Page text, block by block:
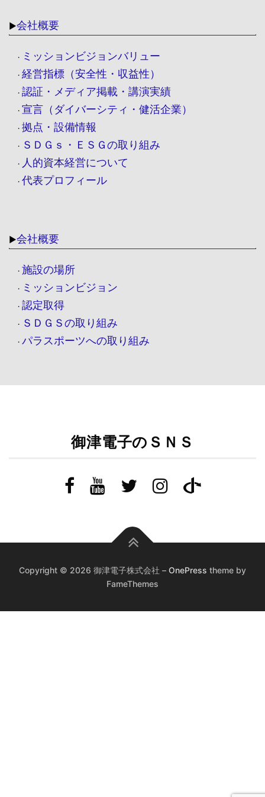
▶会社概要
・ ミッションビジョンバリュー
・ 経営指標（安全性・収益性）
・ 認証・メディア掲載・講演実績
・ 宣言（ダイバーシティ・健活企業）
・ 拠点・設備情報
・ ＳＤＧｓ・ＥＳＧの取り組み
・ 人的資本経営について
・ 代表プロフィール
▶会社概要
・ 施設の場所
・ ミッションビジョン
・ 認定取得
・ ＳＤＧＳの取り組み
・ パラスポーツへの取り組み
御津電子のＳＮＳ
Copyright © 2026 御津電子株式会社 – OnePress theme by
FameThemes